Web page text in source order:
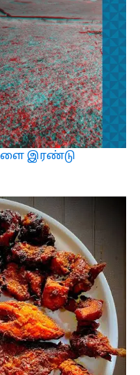
இரண்டு